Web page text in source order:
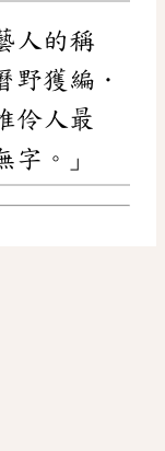
人的稱
野獲編．
伶人最
字。」